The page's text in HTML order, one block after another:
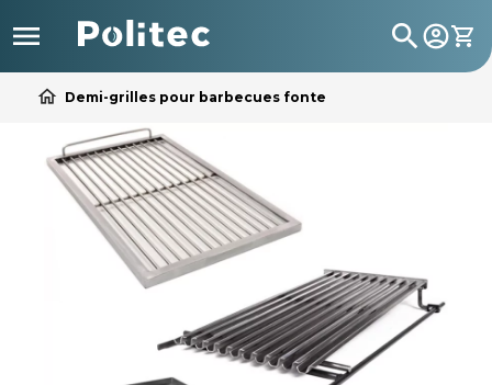
 search
home Demi-grilles pour barbecues fonte